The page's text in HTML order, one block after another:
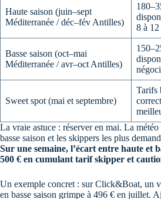
Haute saison (juin–sept
Méditerranée / déc–fév Antilles)
8 à 12
Basse saison (oct–mai
Méditerranée / avr–oct Antilles)
Sweet spot (mai et septembre)
Tarifs
La vraie astuce : réserver en mai. La
basse saison et les skippers les plus
Sur une semaine, l’écart entre haute et
500 € en cumulant tarif skipper et
Un exemple concret : sur Click&Boat, un
en basse saison grimpe à 496 € en juillet.